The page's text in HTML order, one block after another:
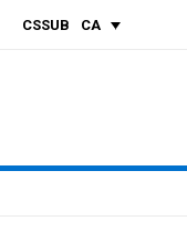
CA
CSSUB